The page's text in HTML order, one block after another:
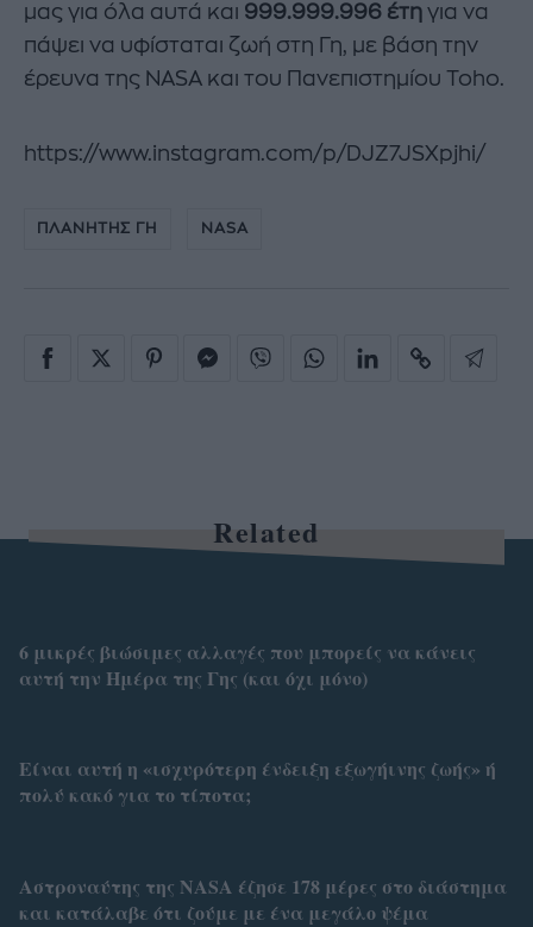
μας για όλα αυτά και 999.999.996 έτη για να
πάψει να υφίσταται ζωή στη Γη, με βάση την
έρευνα της NASA και του Πανεπιστημίου Toho.
https://www.instagram.com/p/DJZ7JSXpjhi/
ΠΛΑΝΗΤΗΣ ΓΗ NASA
Related
6 μικρές βιώσιμες αλλαγές που μπορείς να κάνεις
αυτή την Ημέρα της Γης (και όχι μόνο)
Είναι αυτή η «ισχυρότερη ένδειξη εξωγήινης ζωής» ή
πολύ κακό για το τίποτα;
Αστροναύτης της NASA έζησε 178 μέρες στο διάστημα
και κατάλαβε ότι ζούμε με ένα μεγάλο ψέμα